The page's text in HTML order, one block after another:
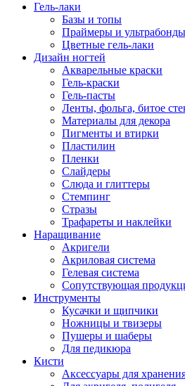
Гель-лаки
Базы и топы
Праймеры и ультрабонды
Цветные гель-лаки
Дизайн ногтей
Акварельные краски
Гель-краски
Гель-пасты
Ленты, фольга, битое
Материалы для декора
Пигменты и втирки
Пластилин
Пленки
Слайдеры
Слюда и глиттеры
Стемпинг
Стразы
Трафареты и наклейки
Наращивание
Акригели
Акриловая система
Гелевая система
Сопутствующая
Инструменты
Кусачки и щипчики
Ножницы и твизеры
Пушеры и шаберы
Для педикюра
Кисти
Аксессуары для